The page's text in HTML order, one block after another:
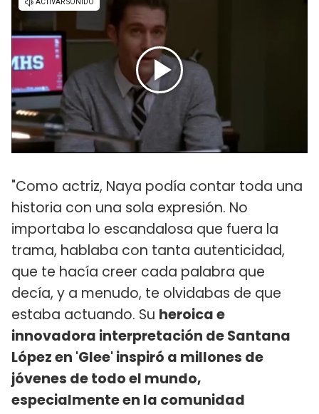
"Como actriz, Naya podía contar toda una
historia con una sola expresión. No
importaba lo escandalosa que fuera la
trama, hablaba con tanta autenticidad,
que te hacía creer cada palabra que
decía, y a menudo, te olvidabas de que
estaba actuando. Su heroica e
innovadora interpretación de Santana
López en 'Glee' inspiró a millones de
jóvenes de todo el mundo,
especialmente en la comunidad